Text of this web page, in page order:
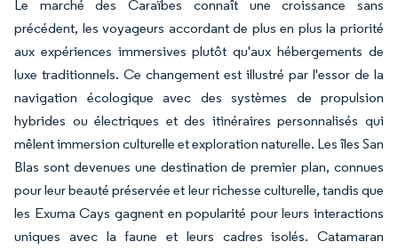
Le marché des Caraïbes connaît une croissance sans
précédent, les voyageurs accordant de plus en plus la priorité
aux expériences immersives plutôt qu'aux hébergements de
luxe traditionnels. Ce changement est illustré par l'essor de la
navigation écologique avec des systèmes de propulsion
hybrides ou électriques et des itinéraires personnalisés qui
mêlent immersion culturelle et exploration naturelle. Les îles San
Blas sont devenues une destination de premier plan, connues
pour leur beauté préservée et leur richesse culturelle, tandis que
les Exuma Cays gagnent en popularité pour leurs interactions
uniques avec la faune et leurs cadres isolés. Catamaran